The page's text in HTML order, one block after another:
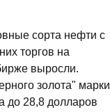
сорта нефти с
торгов на
выросли.
золота" марки
до 28,8 долларов